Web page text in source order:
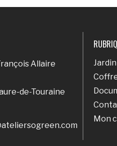
Allaire
de-Touraine
Mon